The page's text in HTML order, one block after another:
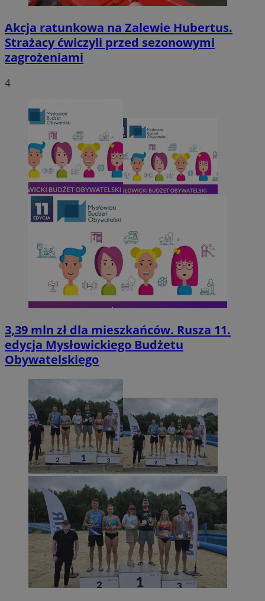
Akcja ratunkowa na Zalewie Hubertus.
Strażacy ćwiczyli przed sezonowymi
zagrożeniami
4
3,39 mln zł dla mieszkańców. Rusza 11.
edycja Mysłowickiego Budżetu
Obywatelskiego